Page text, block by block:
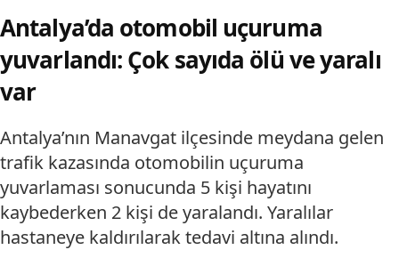
Antalya’da otomobil uçuruma
yuvarlandı: Çok sayıda ölü ve yaralı
var
Antalya’nın Manavgat ilçesinde meydana gelen
trafik kazasında otomobilin uçuruma
yuvarlaması sonucunda 5 kişi hayatını
kaybederken 2 kişi de yaralandı. Yaralılar
hastaneye kaldırılarak tedavi altına alındı.